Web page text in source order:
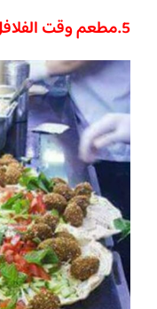
5.مطعم وقت